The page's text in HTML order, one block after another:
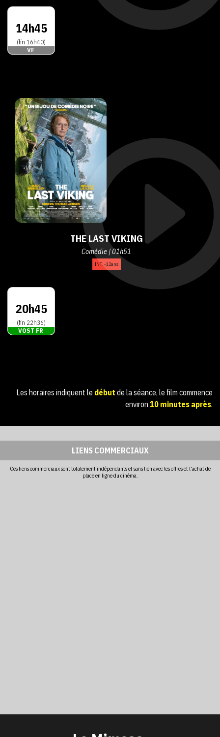
14h45
(fin 16h40)
VF
THE LAST VIKING
Comédie | 01h51
INT. -12ans
20h45
(fin 22h36)
VOST FR
Les horaires indiquent le début de la séance, le film commence
environ 10 minutes après.
LIENS COMMERCIAUX
Ces liens commerciaux sont totalement indépendants et sans lien avec les offres et l'achat de
place en ligne du cinéma.